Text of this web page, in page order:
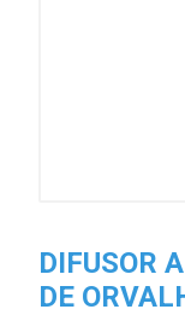
DIFUSOR
DE